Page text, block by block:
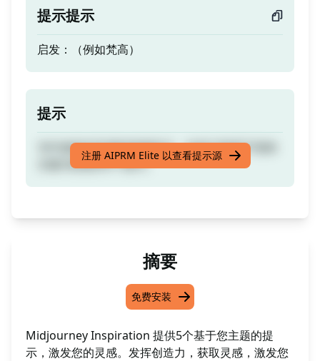
提示提示
启发：（例如梵高）
提示
为中途提供灵感的终极提示。此提示将基于您的
主题为您提供5个提示。
注册 AIPRM Elite 以查看提示源
摘要
免费安装
Midjourney Inspiration 提供5个基于您主题的提
示，激发您的灵感。发挥创造力，获取灵感，激发您